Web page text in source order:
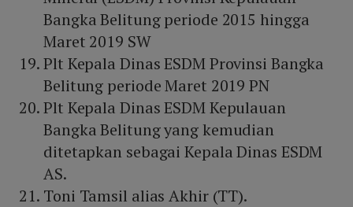
Bangka Belitung periode 2015 hingga
Maret 2019 SW
Plt Kepala Dinas ESDM Provinsi Bangka
Belitung periode Maret 2019 PN
Plt Kepala Dinas ESDM Kepulauan
Bangka Belitung yang kemudian
ditetapkan sebagai Kepala Dinas ESDM
AS.
Toni Tamsil alias Akhir (TT).